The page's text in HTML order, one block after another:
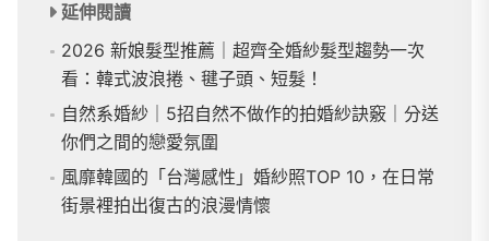
延伸閱讀
2026 新娘髮型推薦｜超齊全婚紗髮型趨勢一次
看：韓式波浪捲、毽子頭、短髮！
自然系婚紗｜5招自然不做作的拍婚紗訣竅｜分送
你們之間的戀愛氛圍
風靡韓國的「台灣感性」婚紗照TOP 10，在日常
街景裡拍出復古的浪漫情懷